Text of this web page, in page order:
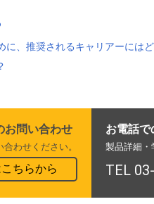
、推奨されるキャリアーには
お問い合わせ
わせください。
ちらから
お電話で
製品詳細・
TEL